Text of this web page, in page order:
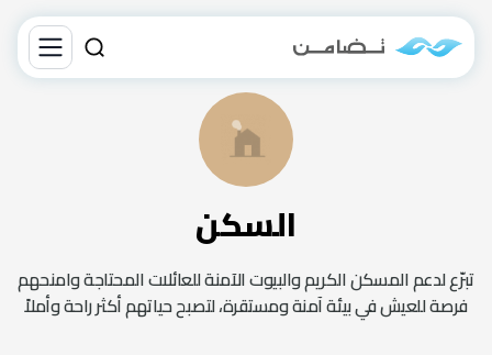
السكن
تبرّع لدعم المسكن الكريم والبيوت الآمنة للعائلات المحتاجة وامنحهم
فرصة للعيش في بيئة آمنة ومستقرة، لتصبح حياتهم أكثر راحة وأملاً